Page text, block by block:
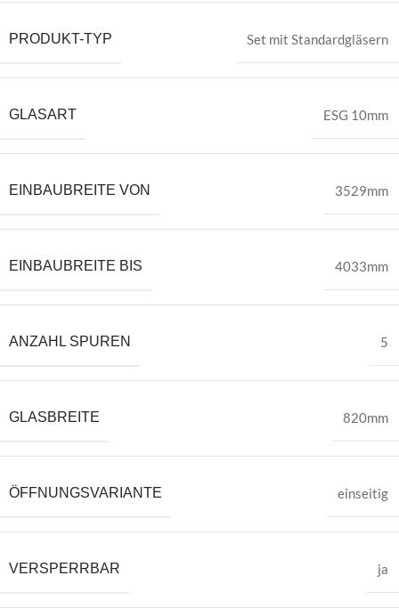
PRODUKT-TYP Set mit Standardgläsern
GLASART ESG 10mm
EINBAUBREITE VON 3529mm
EINBAUBREITE BIS 4033mm
ANZAHL SPUREN 5
GLASBREITE 820mm
ÖFFNUNGSVARIANTE einseitig
VERSPERRBAR ja